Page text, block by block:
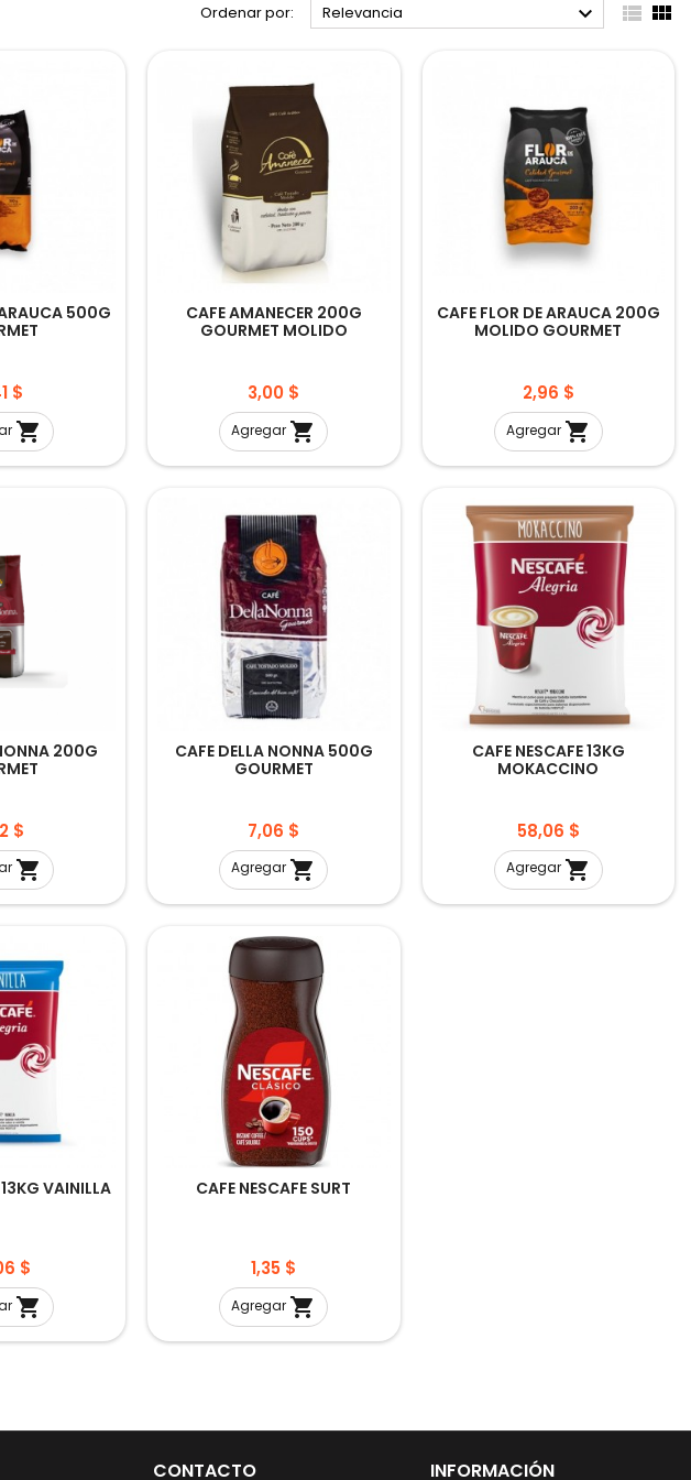
Ordenar por: Relevancia   
500G
$

CAFE AMANECER 200G
GOURMET MOLIDO
Precio
3,00 $
Agregar 
CAFE FLOR DE ARAUCA 200G
MOLIDO GOURMET
Precio
2,96 $
Agregar 
200G
$

CAFE DELLA NONNA 500G
GOURMET
Precio
7,06 $
Agregar 
CAFE NESCAFE 13KG
MOKACCINO
Precio
58,06 $
Agregar 
VAINILLA
$

CAFE NESCAFE SURT
Precio
1,35 $
Agregar 
CONTACTO INFORMACIÓN